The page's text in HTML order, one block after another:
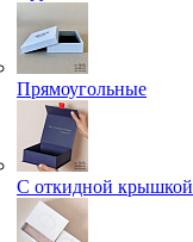
Прямоугольные
С откидной крышкой